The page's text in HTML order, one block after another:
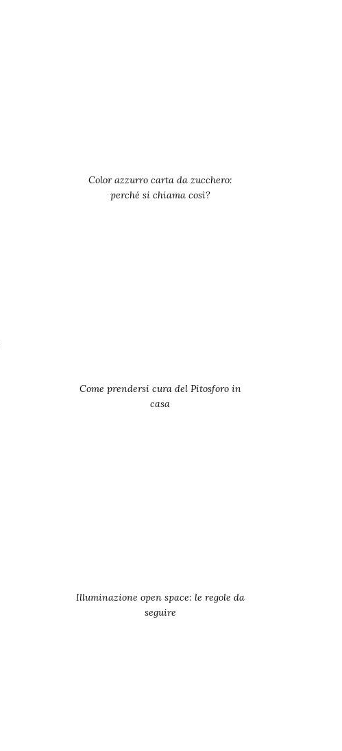
Color azzurro carta da zucchero:
perché si chiama così?
Come prendersi cura del Pitosforo in
casa
Illuminazione open space: le regole da
seguire